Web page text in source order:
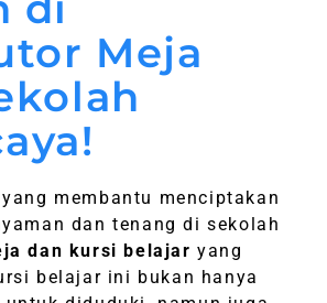
Meja
membantu menciptakan
dan tenang di sekolah
dan kursi belajar yang
belajar ini bukan hanya